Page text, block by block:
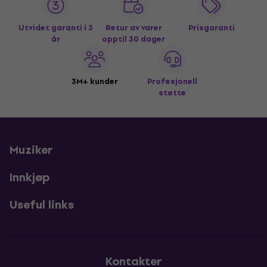
Utvidet garanti i 3
år
Retur av varer
opptil 30 dager
Prisgaranti
3M+ kunder
Profesjonell
støtte
Muziker
Innkjøp
Useful links
Kontakter